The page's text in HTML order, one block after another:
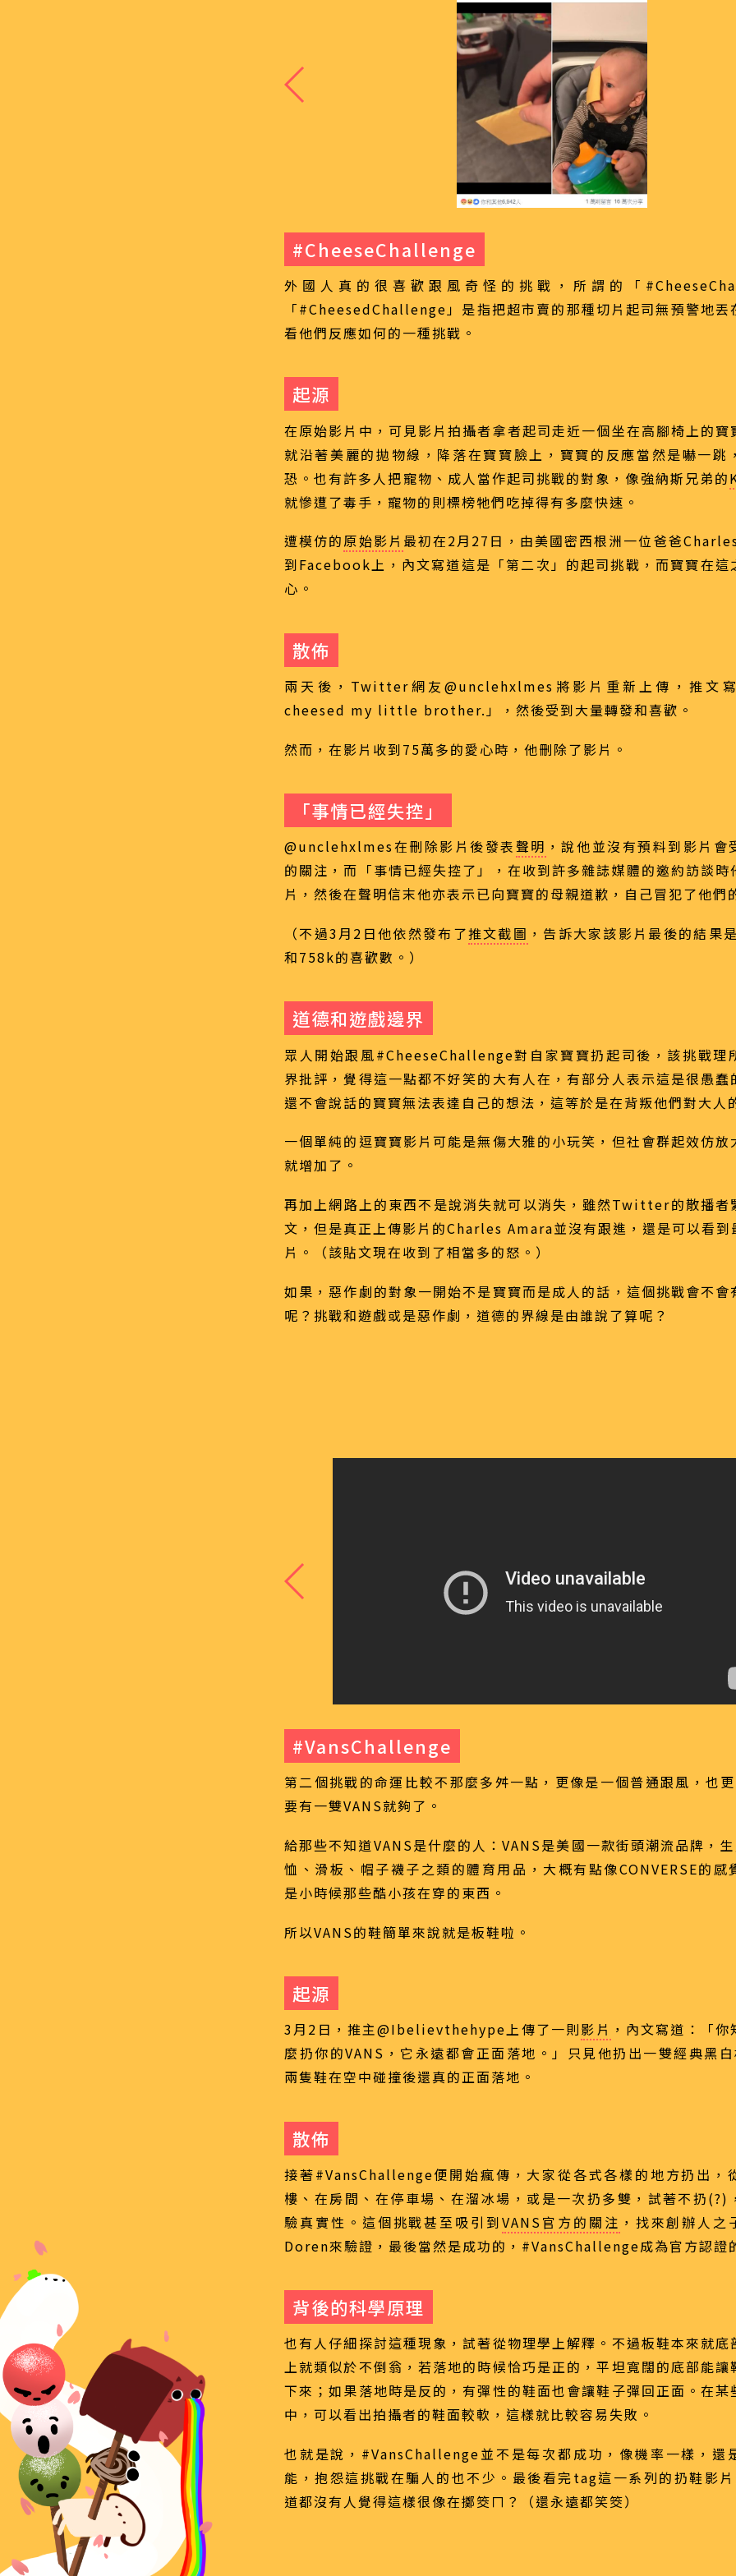
#CheeseChallenge
外國人真的很喜歡跟風奇怪的挑戰，所謂的「
「#CheesedChallenge」是指把超市賣的那種切片起司無預警地丟
看他們反應如何的一種挑戰。
起源
在原始影片中，可見影片拍攝者拿者起司走近一個坐在高腳椅上的寶
就沿著美麗的拋物線，降落在寶寶臉上，寶寶的反應當然是嚇一跳
恐。也有許多人把寵物、成人當作起司挑戰的對象，像強納斯兄弟的
就慘遭了毒手，寵物的則標榜牠們吃掉得有多麼快速。
遭模仿的原始影片 最初在2月27日，由美國密西根洲一位爸爸
到Facebook上，內文寫道這是「第二次」的起司挑戰，而寶寶在這
心。
散佈
兩天後，Twitter網友@unclehxlmes將影片重新上傳，推文
cheesed my little brother.」，然後受到大量轉發和喜歡。
然而，在影片收到75萬多的愛心時，他刪除了影片。
「事情已經失控」
@unclehxlmes在刪除影片後發表聲明 ，說他並沒有預料到影片會
的關注，而「事情已經失控了」，在收到許多雜誌媒體的邀約訪談時
片，然後在聲明信末他亦表示已向寶寶的母親道歉，自己冒犯了他們
（不過3月2日他依然發布了推文截圖 ，告訴大家該影片最後的結果
和758k的喜歡數。）
道德和遊戲邊界
眾人開始跟風#CheeseChallenge對自家寶寶扔起司後，該挑戰理
界批評，覺得這一點都不好笑的大有人在，有部分人表示這是很愚蠢
還不會說話的寶寶無法表達自己的想法，這等於是在背叛他們對大人
一個單純的逗寶寶影片可能是無傷大雅的小玩笑，但社會群起效仿放
就增加了。
再加上網路上的東西不是說消失就可以消失，雖然Twitter的散播者
文，但是真正上傳影片的Charles Amara並沒有跟進，還是可以看到
片。（該貼文現在收到了相當多的怒。）
如果，惡作劇的對象一開始不是寶寶而是成人的話，這個挑戰會不會
呢？挑戰和遊戲或是惡作劇，道德的界線是由誰說了算呢？
#VansChallenge
第二個挑戰的命運比較不那麼多舛一點，更像是一個普通跟風，也
要有一雙VANS就夠了。
給那些不知道VANS是什麼的人：VANS是美國一款街頭潮流品牌，
恤、滑板、帽子襪子之類的體育用品，大概有點像CONVERSE的感
是小時候那些酷小孩在穿的東西。
所以VANS的鞋簡單來說就是板鞋啦。
起源
3月2日，推主@Ibelievthehype上傳了一則影片 ，內文寫道：「
麼扔你的VANS，它永遠都會正面落地。」只見他扔出一雙經典黑白
兩隻鞋在空中碰撞後還真的正面落地。
散佈
接著#VansChallenge便開始瘋傳，大家從各式各樣的地方扔出，
樓、在房間、在停車場、在溜冰場，或是一次扔多雙，試著不扔(?)
驗真實性。這個挑戰甚至吸引到VANS官方的關注 ，找來創辦人
Doren來驗證，最後當然是成功的，#VansChallenge成為官方認證
背後的科學原理
也有人仔細探討這種現象，試著從物理學上解釋。不過板鞋本來就底
上就類似於不倒翁，若落地的時候恰巧是正的，平坦寬闊的底部能讓
下來；如果落地時是反的，有彈性的鞋面也會讓鞋子彈回正面。在某
中，可以看出拍攝者的鞋面較軟，這樣就比較容易失敗。
也就是說，#VansChallenge並不是每次都成功，像機率一樣，還
能，抱怨這挑戰在騙人的也不少。最後看完tag這一系列的扔鞋影
道都沒有人覺得這樣很像在擲筊ㄇ？（還永遠都笑筊）